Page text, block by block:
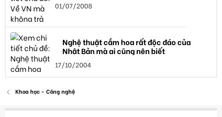
01/07/2008
Nghệ thuật cắm hoa rất độc đáo của
Nhật Bản mà ai cũng nên biết
17/10/2004
Khoa học - Công nghệ